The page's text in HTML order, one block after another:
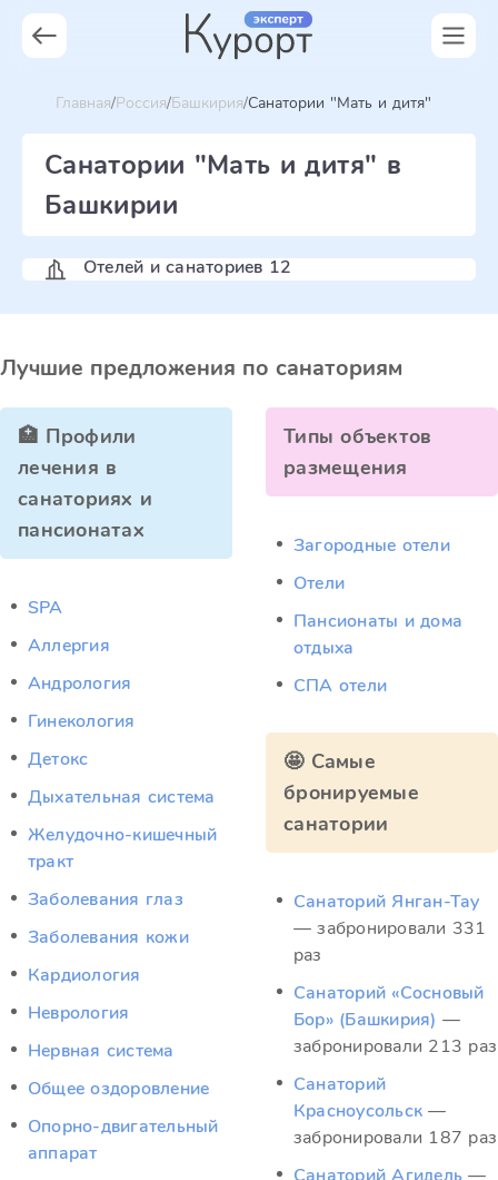
Главная Россия Башкирия Санатории "Мать и дитя"
Санатории "Мать и дитя" в
Башкирии
Отелей и санаториев 12
Лучшие предложения по санаториям
🏥 Профили
лечения в
санаториях и
пансионатах
SPA
Аллергия
Андрология
Гинекология
Детокс
Дыхательная система
Желудочно-кишечный
тракт
Заболевания глаз
Заболевания кожи
Кардиология
Неврология
Нервная система
Общее оздоровление
Опорно-двигательный
аппарат
Типы объектов
размещения
Загородные отели
Отели
Пансионаты и дома
отдыха
СПА отели
🤩 Самые
бронируемые
санатории
Санаторий Янган-Тау
— забронировали 331
раз
Санаторий «Сосновый
Бор» (Башкирия) —
забронировали 213 раз
Санаторий
Красноусольск —
забронировали 187 раз